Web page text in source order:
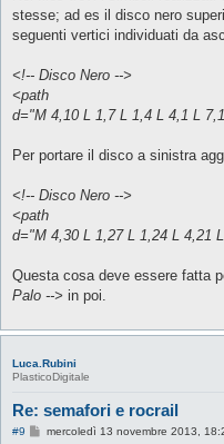
stesse; ad es il disco nero
seguenti vertici individuati da
<!-- Disco Nero -->
<path
d="M 4,10 L 1,7 L 1,4 L 4,1 L
Per portare il disco a sinistra
<!-- Disco Nero -->
<path
d="M 4,30 L 1,27 L 1,24 L 4,21
Questa cosa deve essere fatta
Palo --> in poi.
Luca.Rubini
PlasticoDigitale
Re: semafori e rocrail
#9
Mmercoledì 13 novembre 2013,